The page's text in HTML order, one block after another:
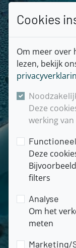
Cookies
Om meer over
lezen, bekijk
Deze
werking
Functioneel
Deze
filters
Analyse
Om het
meten
Marketing/